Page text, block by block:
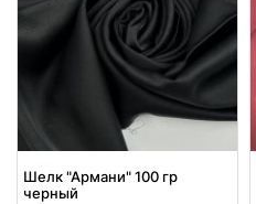
Шелк "Армани" 100 гр
черный